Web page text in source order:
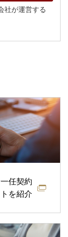
社が運営する
任契約
を紹介